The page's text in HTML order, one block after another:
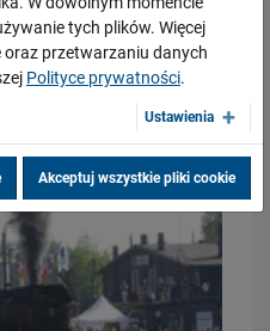
wszystkim pięknych
Gotowy jest ważny wiadukt
tych plików. Więcej
przetwarzaniu danych
Polityce prywatności.
Ustawienia
Akceptuj wszystkie pliki cookie